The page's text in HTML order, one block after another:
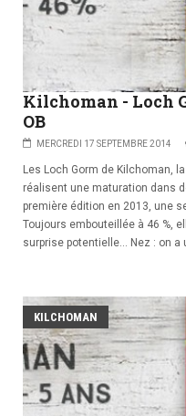
Kilchoman - Loch
OB
MERCREDI 17 SEPTEMBRE 2014
Les Loch Gorm de Kilchoman,
réalisent une maturation dans
première édition en 2013, une
Toujours embouteillée à 46 %,
surprise potentielle... Nez : on a
KILCHOMAN